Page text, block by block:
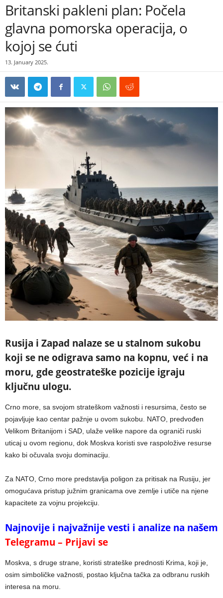
Britanski pakleni plan: Počela
glavna pomorska operacija, o
kojoj se ćuti
13. January 2025.
Rusija i Zapad nalaze se u stalnom sukobu
koji se ne odigrava samo na kopnu, već i na
moru, gde geostrateške pozicije igraju
ključnu ulogu.
Crno more, sa svojom strateškom važnosti i resursima, često se
pojavljuje kao centar pažnje u ovom sukobu. NATO, predvođen
Velikom Britanijom i SAD, ulaže velike napore da ograniči ruski
uticaj u ovom regionu, dok Moskva koristi sve raspoložive resurse
kako bi očuvala svoju dominaciju.
Za NATO, Crno more predstavlja poligon za pritisak na Rusiju, jer
omogućava pristup južnim granicama ove zemlje i utiče na njene
kapacitete za vojnu projekciju.
Najnovije i najvažnije vesti i analize na našem
Telegramu – Prijavi se
Moskva, s druge strane, koristi strateške prednosti Krima, koji je,
osim simboličke važnosti, postao ključna tačka za odbranu ruskih
interesa na moru.